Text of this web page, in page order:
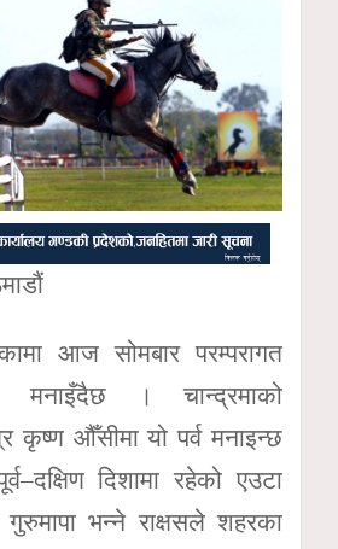
आज सोमबार परम्परागत
मनाइँदैछ । चान्द्रमाको
कृष्ण औँसीमा यो पर्व मनाइन्छ
दिशामा रहेको एउटा
भन्ने राक्षसले शहरका